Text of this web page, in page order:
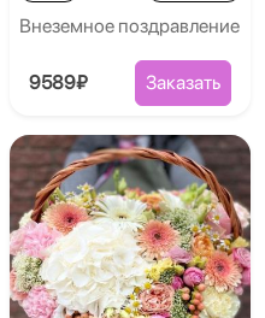
Внеземное поздравление
9589₽ Заказать